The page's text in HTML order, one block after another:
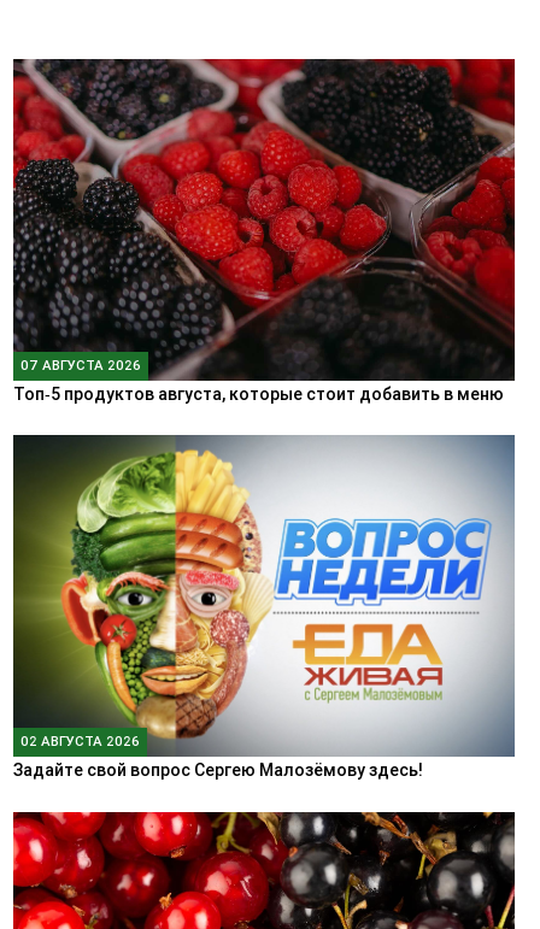
07 АВГУСТА 2026
Топ‑5 продуктов августа, которые стоит добавить в меню
02 АВГУСТА 2026
Задайте свой вопрос Сергею Малозёмову здесь!